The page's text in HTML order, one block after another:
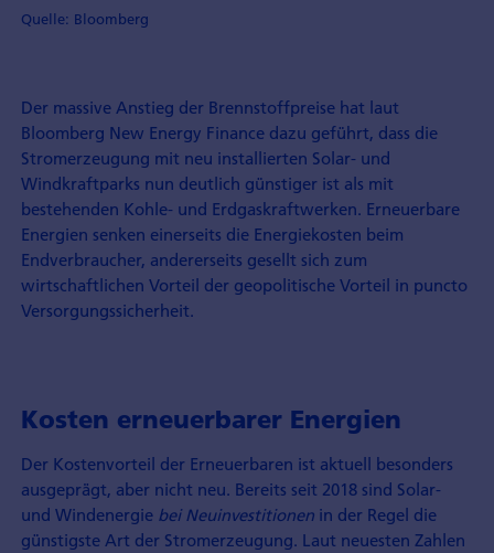
Quelle: Bloomberg
Der massive Anstieg der Brennstoff­preise hat laut
Bloomberg New Energy Finance dazu geführt, dass die
Stromerzeugung mit neu installierten Solar- und
Windkraftparks nun deutlich günstiger ist als mit
bestehenden Kohle- und Erdgas­kraftwerken. Erneuerbare
Energien senken einerseits die Energiekosten beim
Endverbraucher, andererseits gesellt sich zum
wirtschaftlichen Vorteil der geopolitische Vorteil in puncto
Versorgungs­sicherheit.
Kosten erneuerbarer Energien
Der Kostenvorteil der Erneuerbaren ist aktuell besonders
ausgeprägt, aber nicht neu. Bereits seit 2018 sind Solar-
und Windenergie bei Neu­investitionenin der Regel die
günstigste Art der Stromerzeugung. Laut neuesten Zahlen